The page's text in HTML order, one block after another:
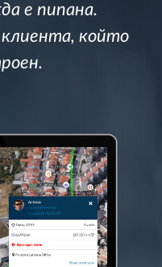
на шофьора
на всяка
е пипана.
който